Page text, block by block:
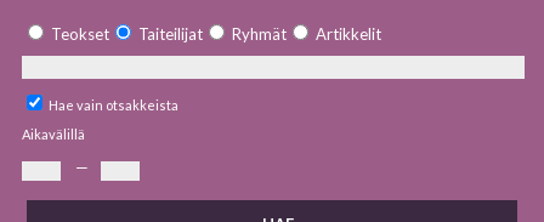
Teokset Taiteilijat Ryhmät Artikkelit
Hae vain otsakkeista
Aikavälillä
—